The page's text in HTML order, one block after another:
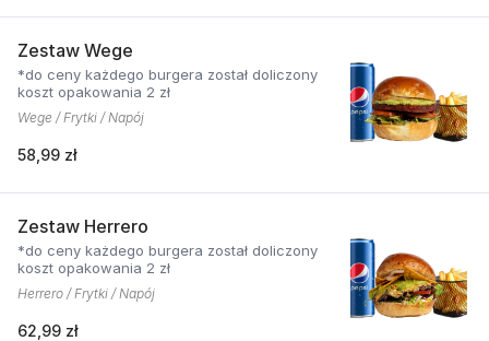
Zestaw Wege
*do ceny każdego burgera został doliczony
koszt opakowania 2 zł
Wege / Frytki / Napój
58,99 zł
Zestaw Herrero
*do ceny każdego burgera został doliczony
koszt opakowania 2 zł
Herrero / Frytki / Napój
62,99 zł